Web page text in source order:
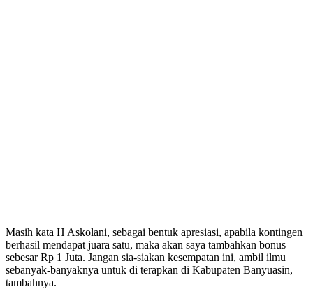
Masih kata H Askolani, sebagai bentuk apresiasi, apabila kontingen
berhasil mendapat juara satu, maka akan saya tambahkan bonus
sebesar Rp 1 Juta. Jangan sia-siakan kesempatan ini, ambil ilmu
sebanyak-banyaknya untuk di terapkan di Kabupaten Banyuasin,
tambahnya.